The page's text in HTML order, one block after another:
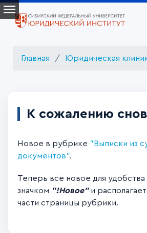
Главная Юридическая
К сожалению
Новое в рубрике "Выписки из
документов".
Теперь всё новое для удобства
значком "!Новое" и
части страницы рубрики.